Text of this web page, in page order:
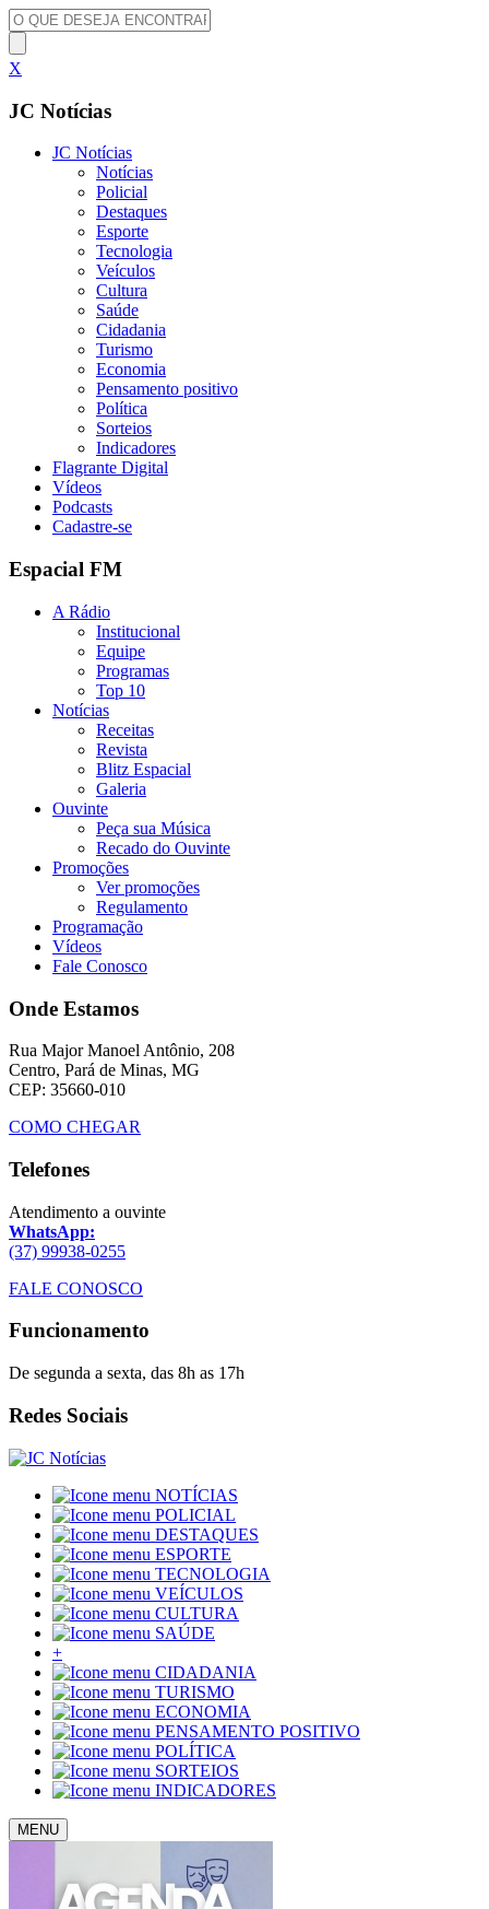
X
JC Notícias
JC Notícias
Notícias
Policial
Destaques
Esporte
Tecnologia
Veículos
Cultura
Saúde
Cidadania
Turismo
Economia
Pensamento positivo
Política
Sorteios
Indicadores
Flagrante Digital
Vídeos
Podcasts
Cadastre-se
Espacial FM
A Rádio
Institucional
Equipe
Programas
Top 10
Notícias
Receitas
Revista
Blitz Espacial
Galeria
Ouvinte
Peça sua Música
Recado do Ouvinte
Promoções
Ver promoções
Regulamento
Programação
Vídeos
Fale Conosco
Onde Estamos
Rua Major Manoel Antônio, 208
Centro, Pará de Minas, MG
CEP: 35660-010
COMO CHEGAR
Telefones
Atendimento a ouvinte
WhatsApp:
(37) 99938-0255
FALE CONOSCO
Funcionamento
De segunda a sexta, das 8h as 17h
Redes Sociais
NOTÍCIAS
POLICIAL
DESTAQUES
ESPORTE
TECNOLOGIA
VEÍCULOS
CULTURA
SAÚDE
+
CIDADANIA
TURISMO
ECONOMIA
PENSAMENTO POSITIVO
POLÍTICA
SORTEIOS
INDICADORES
MENU